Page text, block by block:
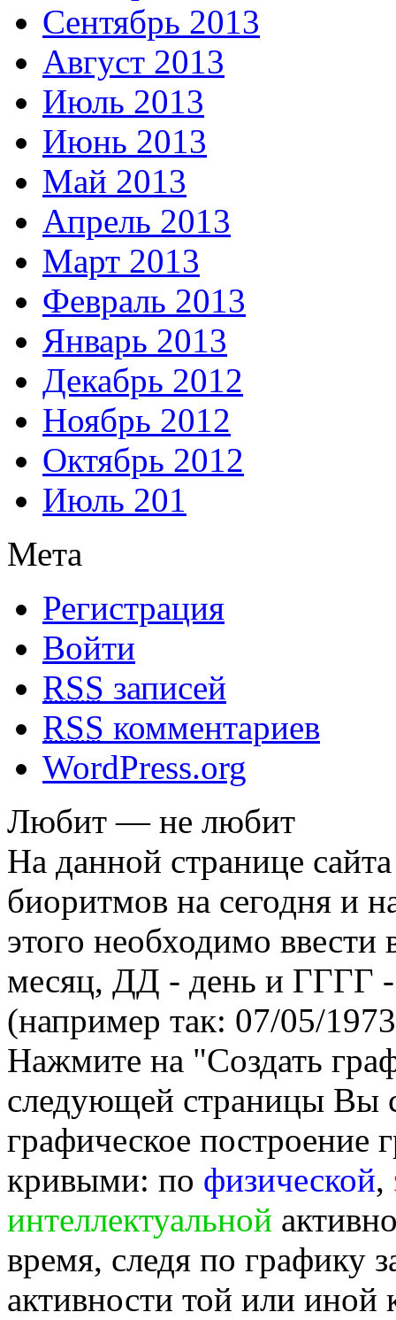
Сентябрь 2013
Август 2013
Июль 2013
Июнь 2013
Май 2013
Апрель 2013
Март 2013
Февраль 2013
Январь 2013
Декабрь 2012
Ноябрь 2012
Октябрь 2012
Июль 201
Мета
Регистрация
Войти
RSS записей
RSS комментариев
WordPress.org
Любит — не любит
На данной странице
биоритмов на сегодня и
этого необходимо
месяц, ДД - день и ГГГГ -
(например так: 07/05/
Нажмите на "Создать
следующей страницы Вы
графическое построение
кривыми: по физической,
интеллектуальной
время, следя по графику
активности той или иной